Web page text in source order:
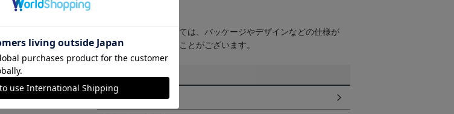
取り扱い商品によっては、パッケージやデザインなどの仕様が
予告なく変更になることがございます。
その他
決済について